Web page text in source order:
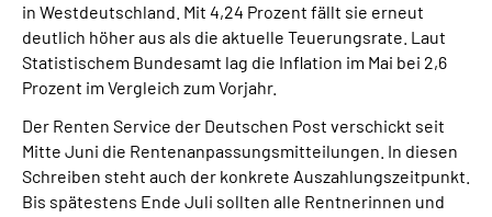
in Westdeutschland. Mit 4,24 Prozent fällt sie erneut
deutlich höher aus als die aktuelle Teuerungsrate. Laut
Statistischem Bundesamt lag die Inflation im Mai bei 2,6
Prozent im Vergleich zum Vorjahr.
Der Renten Service der Deutschen Post verschickt seit
Mitte Juni die Rentenanpassungsmitteilungen. In diesen
Schreiben steht auch der konkrete Auszahlungszeitpunkt.
Bis spätestens Ende Juli sollten alle Rentnerinnen und